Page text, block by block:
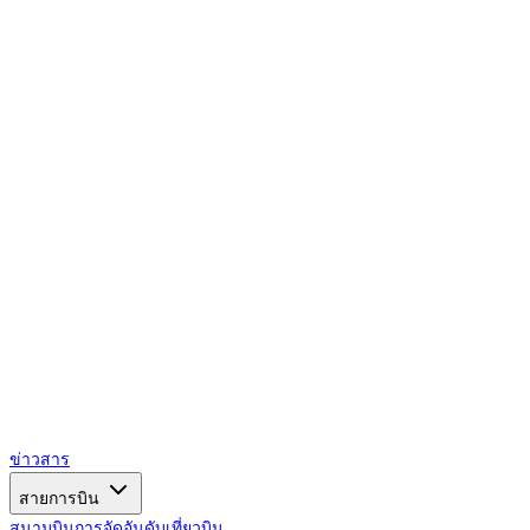
ข่าวสาร
สายการบิน